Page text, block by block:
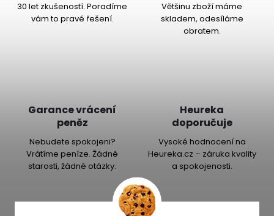
30 let zkušeností. Poradíme
vám to pravé řešení.
Většinu zboží máme
skladem, odesíláme
obratem.
Garance vrácení
peněz
Nebudete spokojeni?
Vrátíme peníze. Žádné
starosti, žádné otázky.
Heureka
doporučuje
Vysoké hodnocení na
Heureka.cz – záruka kvality
a spokojenosti.